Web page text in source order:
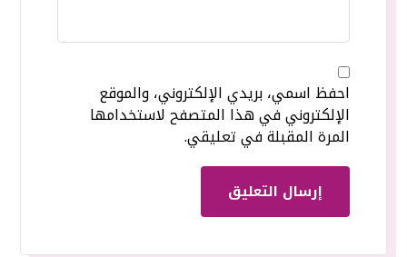
احفظ اسمي، بريدي الإلكتروني، والموقع
الإلكتروني في هذا المتصفح لاستخدامها
المرة المقبلة في تعليقي.
إرسال التعليق